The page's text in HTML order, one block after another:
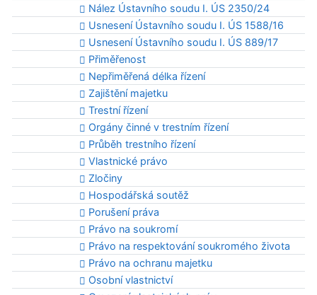
Nález Ústavního soudu I. ÚS 2350/24
Usnesení Ústavního soudu I. ÚS 1588/16
Usnesení Ústavního soudu I. ÚS 889/17
Přiměřenost
Nepřiměřená délka řízení
Zajištění majetku
Trestní řízení
Orgány činné v trestním řízení
Průběh trestního řízení
Vlastnické právo
Zločiny
Hospodářská soutěž
Porušení práva
Právo na soukromí
Právo na respektování soukromého života
Právo na ochranu majetku
Osobní vlastnictví